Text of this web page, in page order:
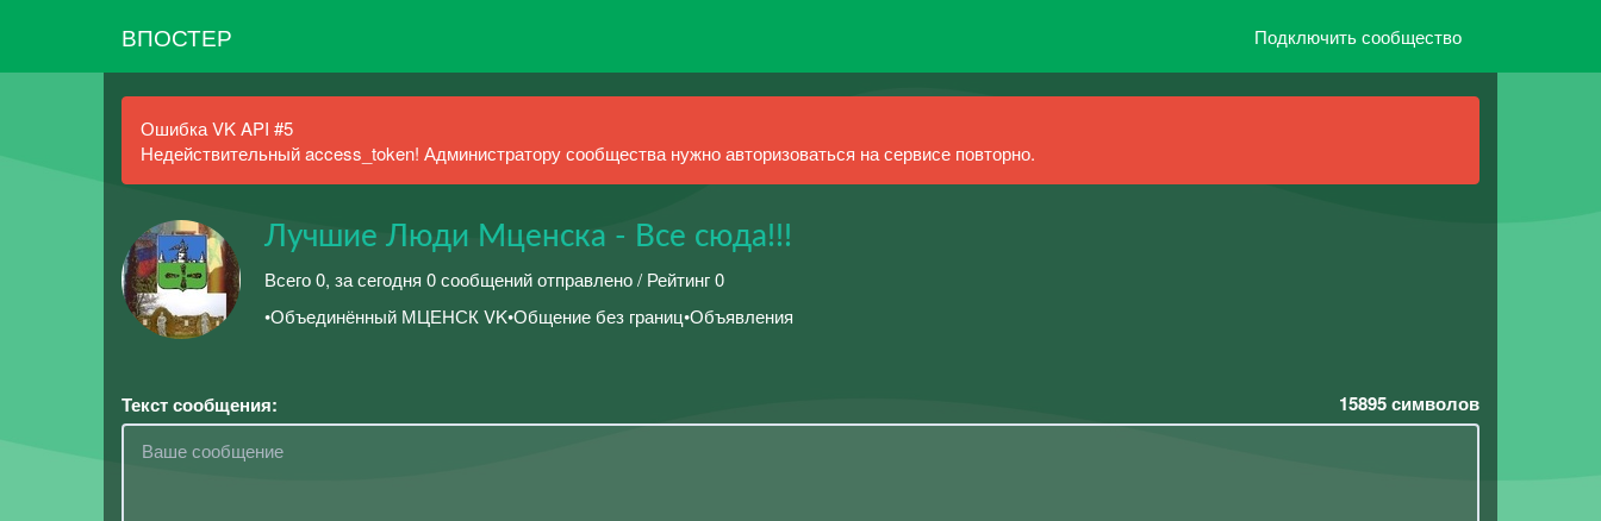
ВПОСТЕР Подключить сообщество
Ошибка VK API #5
Недействительный access_token! Администратору сообщества нужно авторизоваться на сервисе повторно.
Лучшие Люди Мценска - Все сюда!!!
Всего 0, за сегодня 0 сообщений отправлено / Рейтинг 0
•Объединённый МЦЕНСК VK•Общение без границ•Объявления
Текст сообщения: 15895символов